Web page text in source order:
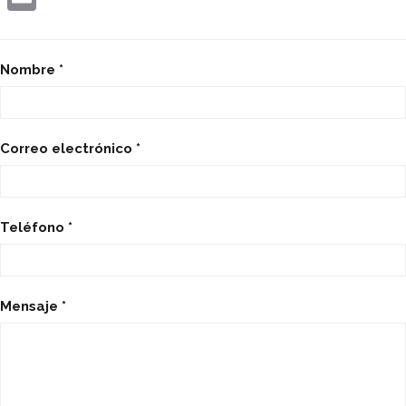
Nombre *
Correo electrónico *
Teléfono *
Mensaje *